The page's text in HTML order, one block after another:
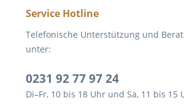
Service Hotline
Telefonische Unterstützung und
unter:
0231 92 77 97 24
Di–Fr, 10 bis 18 Uhr und Sa, 11 bis 15